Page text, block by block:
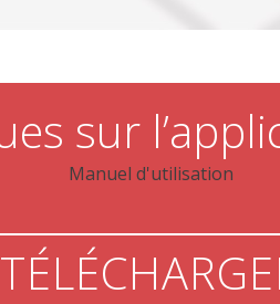
sur
Manuel d'utilisation